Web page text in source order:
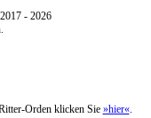
- 2026
Orden klicken Sie »hier«.